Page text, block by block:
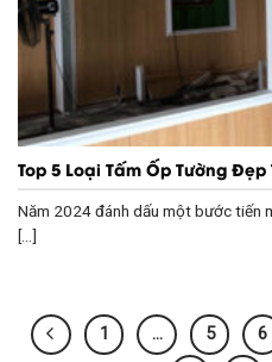
Top 5 Loại Tấm Ốp Tường
Năm 2024 đánh dấu một bước tiến
[...]
1 … 5 6